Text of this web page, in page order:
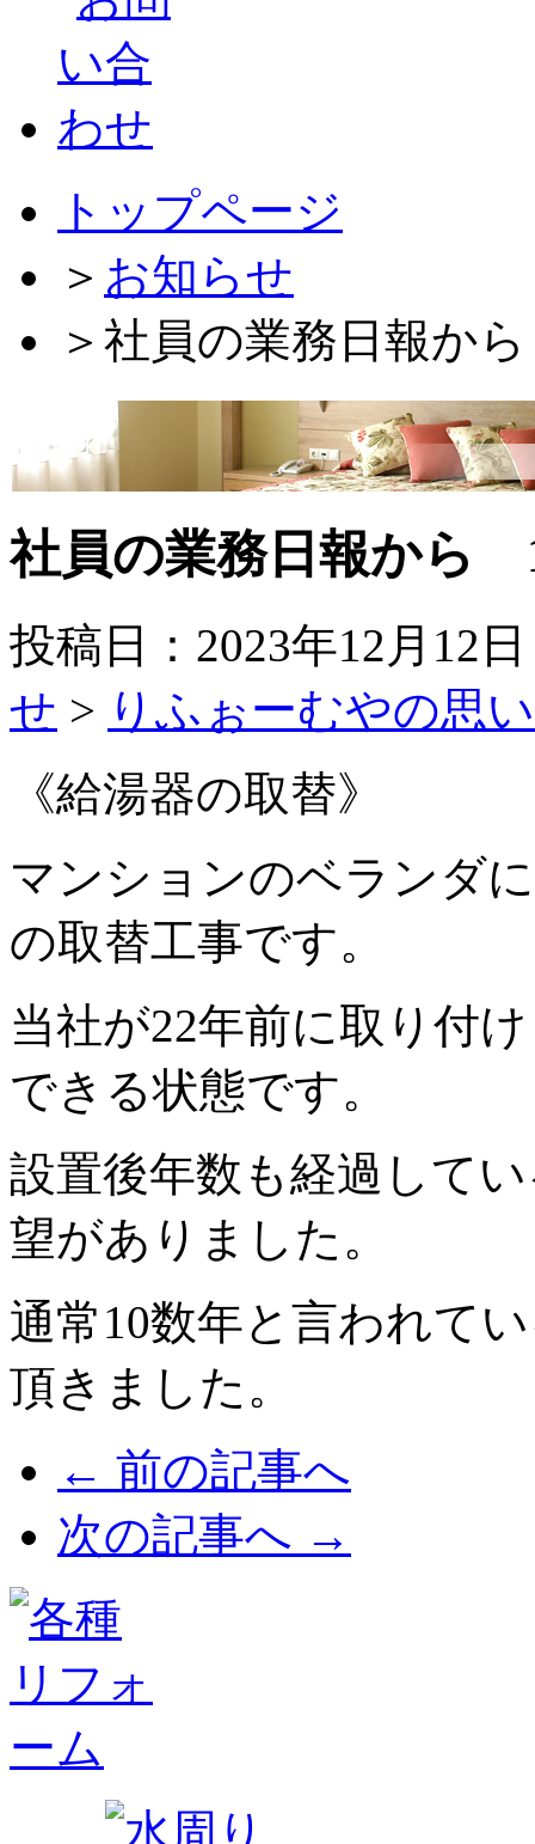
トップページ
＞ お知らせ
＞ 社員の業務日報か
社員の業務日報から
投稿日：2023年12月12
せ > りふぉーむやの思い
《給湯器の取替》
マンションのベランダ
の取替工事です。
当社が22年前に取り付
できる状態です。
設置後年数も経過して
望がありました。
通常10数年と言われて
頂きました。
← 前の記事へ
次の記事へ →